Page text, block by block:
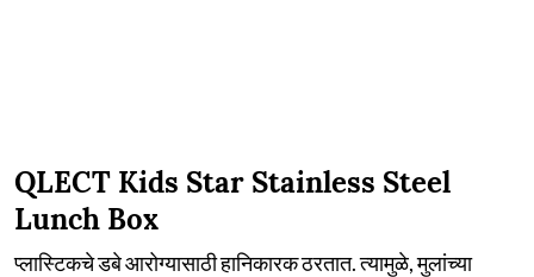
QLECT Kids Star Stainless Steel
Lunch Box
प्लास्टिकचे डबे आरोग्यासाठी हानिकारक ठरतात. त्यामुळे, मुलांच्या